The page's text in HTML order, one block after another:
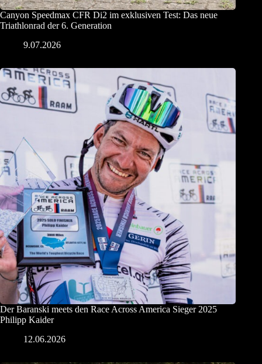
Canyon Speedmax CFR Di2 im exklusiven Test: Das neue
Triathlonrad der 6. Generation
9.07.2026
Der Baranski meets den Race Across America Sieger 2025
Philipp Kaider
12.06.2026